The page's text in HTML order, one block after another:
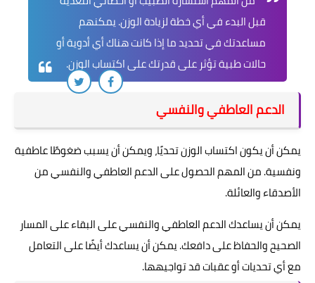
قبل البدء في أي خطة لزيادة الوزن. يمكنهم
مساعدتك في تحديد ما إذا كانت هناك أي أدوية أو
حالات طبية تؤثر على قدرتك على اكتساب الوزن.
الدعم العاطفي والنفسي
يمكن أن يكون اكتساب الوزن تحديًا، ويمكن أن يسبب ضغوطًا عاطفية
ونفسية. من المهم الحصول على الدعم العاطفي والنفسي من
الأصدقاء والعائلة.
يمكن أن يساعدك الدعم العاطفي والنفسي على البقاء على المسار
الصحيح والحفاظ على دافعك. يمكن أن يساعدك أيضًا على التعامل
مع أي تحديات أو عقبات قد تواجيهها.